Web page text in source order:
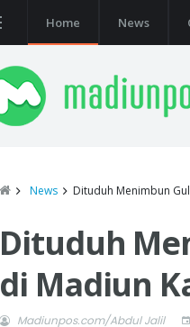
Home News
News Dituduh Menimbun
Dituduh
di Madiun
Madiunpos.com/Abdul Jalil